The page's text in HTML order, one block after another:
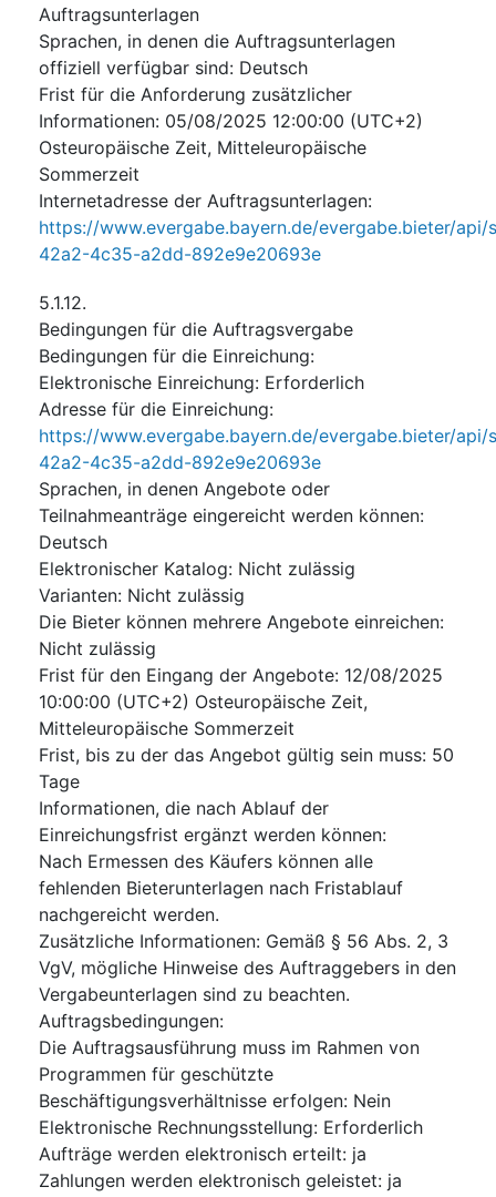
Auftragsunterlagen
Sprachen, in denen die Auftragsunterlagen
offiziell verfügbar sind: Deutsch
Frist für die Anforderung zusätzlicher
Informationen: 05/08/2025 12:00:00 (UTC+2)
Osteuropäische Zeit, Mitteleuropäische
Sommerzeit
Internetadresse der Auftragsunterlagen:
https://www.evergabe.bayern.de/evergabe.bieter/
42a2-4c35-a2dd-892e9e20693e
5.1.12.
Bedingungen für die Auftragsvergabe
Bedingungen für die Einreichung:
Elektronische Einreichung: Erforderlich
Adresse für die Einreichung:
https://www.evergabe.bayern.de/evergabe.bieter/
42a2-4c35-a2dd-892e9e20693e
Sprachen, in denen Angebote oder
Teilnahmeanträge eingereicht werden können:
Deutsch
Elektronischer Katalog: Nicht zulässig
Varianten: Nicht zulässig
Die Bieter können mehrere Angebote einreichen:
Nicht zulässig
Frist für den Eingang der Angebote: 12/08/2025
10:00:00 (UTC+2) Osteuropäische Zeit,
Mitteleuropäische Sommerzeit
Frist, bis zu der das Angebot gültig sein muss: 50
Tage
Informationen, die nach Ablauf der
Einreichungsfrist ergänzt werden können:
Nach Ermessen des Käufers können alle
fehlenden Bieterunterlagen nach Fristablauf
nachgereicht werden.
Zusätzliche Informationen: Gemäß § 56 Abs. 2, 3
VgV, mögliche Hinweise des Auftraggebers in den
Vergabeunterlagen sind zu beachten.
Auftragsbedingungen:
Die Auftragsausführung muss im Rahmen von
Programmen für geschützte
Beschäftigungsverhältnisse erfolgen: Nein
Elektronische Rechnungsstellung: Erforderlich
Aufträge werden elektronisch erteilt: ja
Zahlungen werden elektronisch geleistet: ja